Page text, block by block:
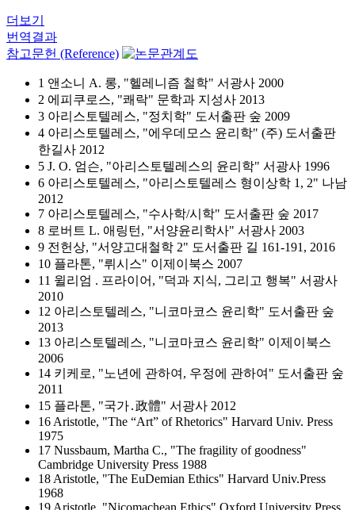
더보기
번역결과
참고문헌 (Reference)
1 앤소니 A. 롱, "헬레니즘 철학" 서광사 2000
2 에피쿠로스, "쾌락" 문학과 지성사 2013
3 아리스토텔레스, "정치학" 도서출판 숲 2009
4 아리스토텔레스, "에우데모스 윤리학" (주) 도서출판
한길사 2012
5 J. O. 엄슨, "아리스토텔레스의 윤리학" 서광사 1996
6 아리스토텔레스, "아리스토텔레스 형이상학 1, 2" 나남
2012
7 아리스토텔레스, "수사학/시학" 도서출판 숲 2017
8 로버트 L. 애링턴, "서양윤리학사" 서광사 2003
9 전헌상, "서양고대철학 2" 도서출판 길 161-191, 2016
10 플라톤, "뤼시스" 이제이북스 2007
11 윌리엄 . 프라이어, "덕과 지식, 그리고 행복" 서광사
2010
12 아리스토텔레스, "니코마코스 윤리학" 도서출판 숲
2013
13 아리스토텔레스, "니코마코스 윤리학" 이제이북스
2006
14 키케로, "노년에 관하여, 우정에 관하여" 도서출판 숲
2011
15 플라톤, "국가․政體" 서광사 2012
16 Aristotle, "The “Art” of Rhetorics" Harvard Univ. Press
1975
17 Nussbaum, Martha C., "The fragility of goodness"
Cambridge University Press 1988
18 Aristotle, "The EuDemian Ethics" Harvard Univ.Press
1968
19 Aristotle, "Nicomachean Ethics" Oxford University Press